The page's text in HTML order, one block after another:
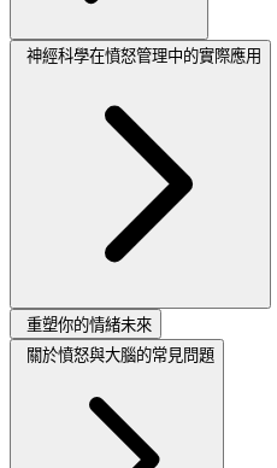
神經科學在憤怒管理中的實際應用
重塑你的情緒未來
關於憤怒與大腦的常見問題